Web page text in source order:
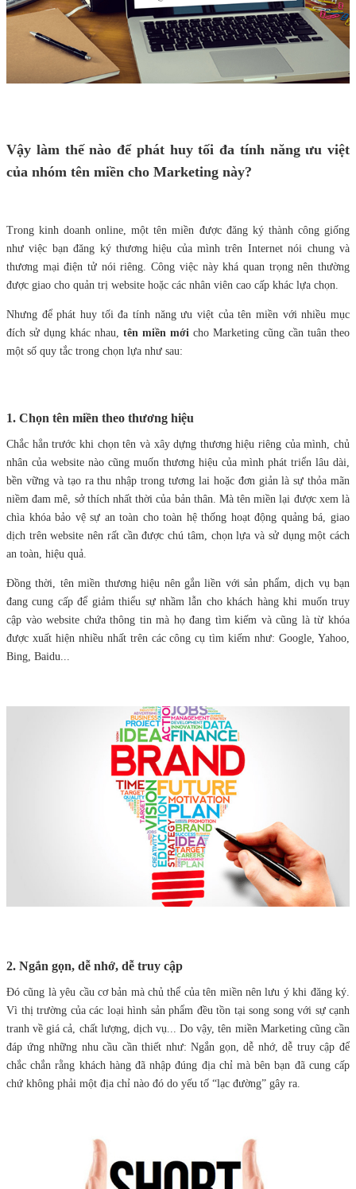
Vậy làm thế nào để phát huy tối đa tính năng ưu việt
của nhóm tên miền cho Marketing này?
Trong kinh doanh online, một tên miền được đăng ký thành công giống
như việc bạn đăng ký thương hiệu của mình trên Internet nói chung và
thương mại điện tử nói riêng. Công việc này khá quan trọng nên thường
được giao cho quản trị website hoặc các nhân viên cao cấp khác lựa chọn.
Nhưng để phát huy tối đa tính năng ưu việt của tên miền với nhiều mục
đích sử dụng khác nhau, tên miền mới cho Marketing cũng cần tuân theo
một số quy tắc trong chọn lựa như sau:
1. Chọn tên miền theo thương hiệu
Chắc hẳn trước khi chọn tên và xây dựng thương hiệu riêng của mình, chủ
nhân của website nào cũng muốn thương hiệu của mình phát triển lâu dài,
bền vững và tạo ra thu nhập trong tương lai hoặc đơn giản là sự thỏa mãn
niềm đam mê, sở thích nhất thời của bản thân. Mà tên miền lại được xem là
chìa khóa bảo vệ sự an toàn cho toàn hệ thống hoạt động quảng bá, giao
dịch trên website nên rất cần được chú tâm, chọn lựa và sử dụng một cách
an toàn, hiệu quả.
Đồng thời, tên miền thương hiệu nên gắn liền với sản phẩm, dịch vụ bạn
đang cung cấp để giảm thiểu sự nhầm lẫn cho khách hàng khi muốn truy
cập vào website chứa thông tin mà họ đang tìm kiếm và cũng là từ khóa
được xuất hiện nhiều nhất trên các công cụ tìm kiếm như: Google, Yahoo,
Bing, Baidu...
2. Ngắn gọn, dễ nhớ, dễ truy cập
Đó cũng là yêu cầu cơ bản mà chủ thể của tên miền nên lưu ý khi đăng ký.
Vì thị trường của các loại hình sản phẩm đều tồn tại song song với sự cạnh
tranh về giá cả, chất lượng, dịch vụ... Do vậy, tên miền Marketing cũng cần
đáp ứng những nhu cầu cần thiết như: Ngắn gọn, dễ nhớ, dễ truy cập để
chắc chắn rằng khách hàng đã nhập đúng địa chỉ mà bên bạn đã cung cấp
chứ không phải một địa chỉ nào đó do yếu tố “lạc đường” gây ra.